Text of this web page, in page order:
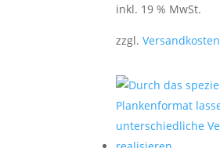
inkl. 19 % MwSt.
zzgl.Versandkosten